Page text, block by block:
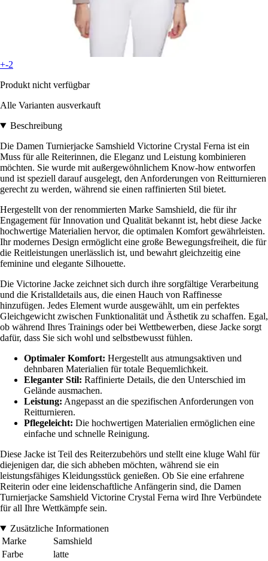
+-2
Produkt nicht verfügbar
Alle Varianten ausverkauft
Beschreibung
Die Damen Turnierjacke Samshield Victorine Crystal Ferna ist ein
Muss für alle Reiterinnen, die Eleganz und Leistung kombinieren
möchten. Sie wurde mit außergewöhnlichem Know-how entworfen
und ist speziell darauf ausgelegt, den Anforderungen von Reitturnieren
gerecht zu werden, während sie einen raffinierten Stil bietet.
Hergestellt von der renommierten Marke Samshield, die für ihr
Engagement für Innovation und Qualität bekannt ist, hebt diese Jacke
hochwertige Materialien hervor, die optimalen Komfort gewährleisten.
Ihr modernes Design ermöglicht eine große Bewegungsfreiheit, die für
die Reitleistungen unerlässlich ist, und bewahrt gleichzeitig eine
feminine und elegante Silhouette.
Die Victorine Jacke zeichnet sich durch ihre sorgfältige Verarbeitung
und die Kristalldetails aus, die einen Hauch von Raffinesse
hinzufügen. Jedes Element wurde ausgewählt, um ein perfektes
Gleichgewicht zwischen Funktionalität und Ästhetik zu schaffen. Egal,
ob während Ihres Trainings oder bei Wettbewerben, diese Jacke sorgt
dafür, dass Sie sich wohl und selbstbewusst fühlen.
Optimaler Komfort: Hergestellt aus atmungsaktiven und
dehnbaren Materialien für totale Bequemlichkeit.
Eleganter Stil: Raffinierte Details, die den Unterschied im
Gelände ausmachen.
Leistung: Angepasst an die spezifischen Anforderungen von
Reitturnieren.
Pflegeleicht: Die hochwertigen Materialien ermöglichen eine
einfache und schnelle Reinigung.
Diese Jacke ist Teil des Reiterzubehörs und stellt eine kluge Wahl für
diejenigen dar, die sich abheben möchten, während sie ein
leistungsfähiges Kleidungsstück genießen. Ob Sie eine erfahrene
Reiterin oder eine leidenschaftliche Anfängerin sind, die Damen
Turnierjacke Samshield Victorine Crystal Ferna wird Ihre Verbündete
für all Ihre Wettkämpfe sein.
Zusätzliche Informationen
Marke
Samshield
Farbe
latte